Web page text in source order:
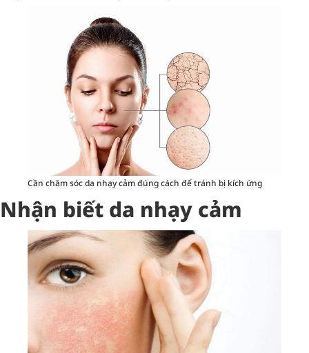
Cần chăm sóc da nhạy cảm đúng cách để tránh bị kích ứng
Nhận biết da nhạy cảm